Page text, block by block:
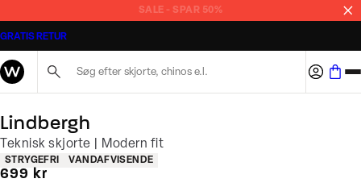
SALE - SPAR 50%
GRATIS RETUR
Lindbergh
Teknisk skjorte | Modern fit
Produkt egenskaber
STRYGEFRI VANDAFVISENDE
I alt (inkl. rabat)
699 kr